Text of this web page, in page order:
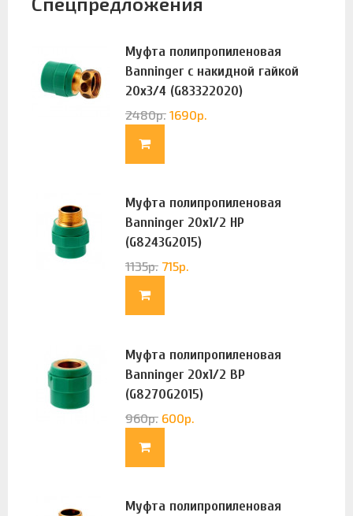
Муфта полипропиленовая
Banninger с накидной гайкой
20х3/4 (G83322020)
2480р. 1690р.
Муфта полипропиленовая
Banninger 20х1/2 НР
(G8243G2015)
1135р. 715р.
Муфта полипропиленовая
Banninger 20х1/2 ВР
(G8270G2015)
960р. 600р.
Муфта полипропиленовая